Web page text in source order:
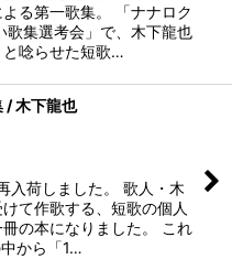
る第一歌集。 「ナナロク
集選考会」で、木下龍也
唸らせた短歌…
/ 木下龍也
荷しました。 歌人・木
て作歌する、短歌の個人
の本になりました。 これ
から「1…